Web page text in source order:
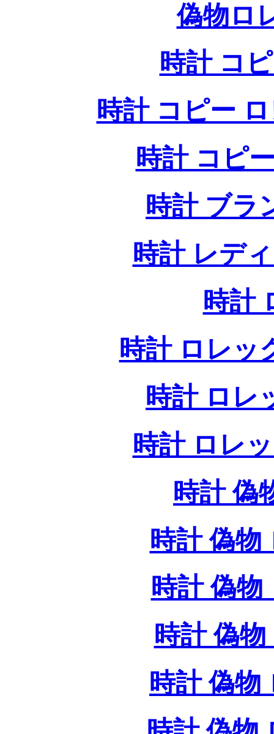
偽物ロ
時計 コ
時計 コピー
時計 コピ
時計 ブラ
時計 レデ
時計
時計 ロレッ
時計 ロレ
時計 ロレ
時計 偽
時計 偽物
時計 偽物
時計 偽
時計 偽物